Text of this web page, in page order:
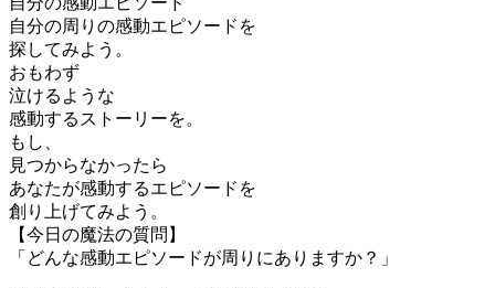
自分の周りの感動エピソードを
探してみよう。
おもわず
泣けるような
感動するストーリーを。
もし、
見つからなかったら
あなたが感動するエピソードを
創り上げてみよう。
【今日の魔法の質問】
「どんな感動エピソードが周りにありますか？」